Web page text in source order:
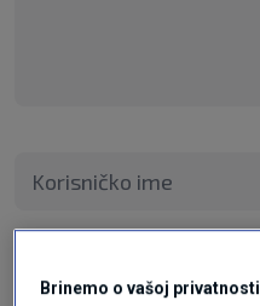
Brinemo o vašoj privatnosti